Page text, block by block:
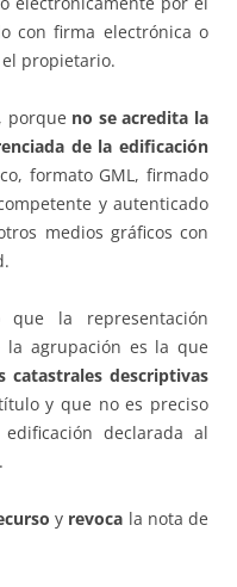
con firma electrónica o
propietario.
, porque no se acredita la
de la edificación
formato GML, firmado
y autenticado
medios gráficos con
que la representación
agrupación es la que
catastrales descriptivas
y que no es preciso
declarada al
y revoca la nota de